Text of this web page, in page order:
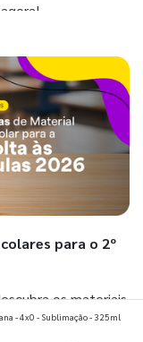
para o 2º
os materiais
o segundo
- 4x0 - Sublimação - 325ml